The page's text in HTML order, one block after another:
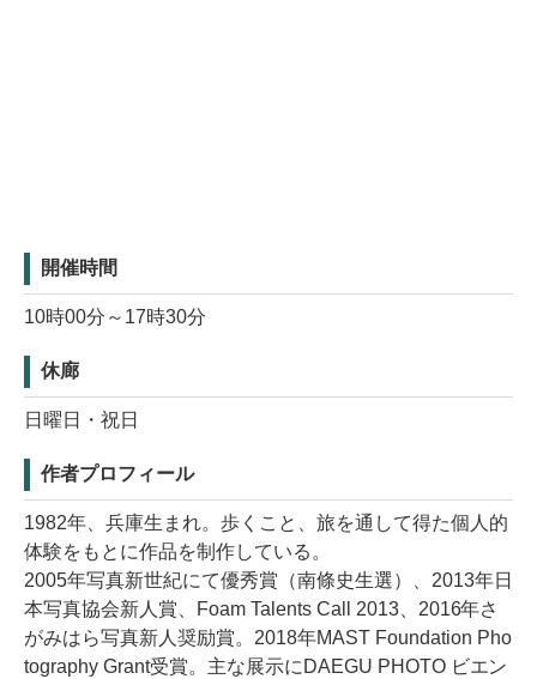
開催時間
10時00分～17時30分
休廊
日曜日・祝日
作者プロフィール
1982年、兵庫生まれ。歩くこと、旅を通して得た個人的
体験をもとに作品を制作している。
2005年写真新世紀にて優秀賞（南條史生選）、2013年日
本写真協会新人賞、Foam Talents Call 2013、2016年さ
がみはら写真新人奨励賞。2018年MAST Foundation Pho
tography Grant受賞。主な展示にDAEGU PHOTO ビエン